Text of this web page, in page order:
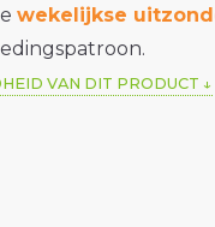
wekelijkse
VAN DIT PRODUCT